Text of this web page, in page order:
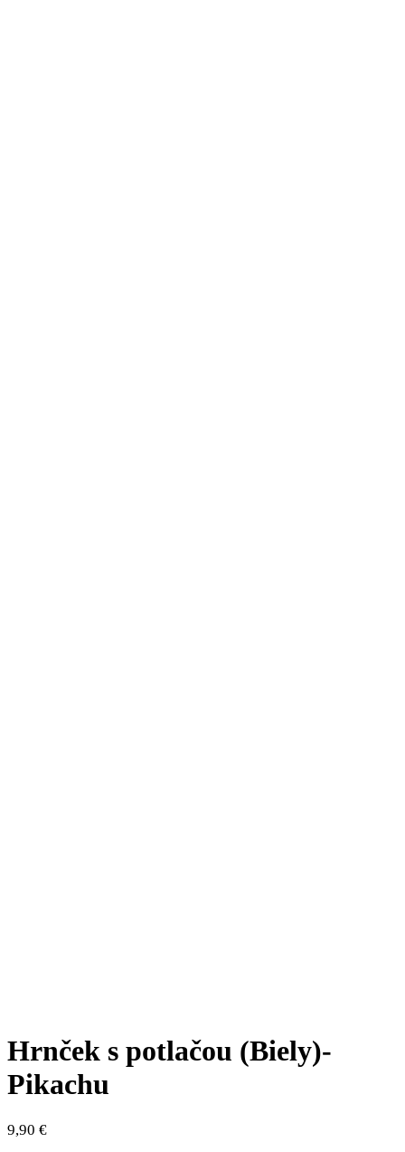
Hrnček s potlačou (Biely)-
Pikachu
9,90 €